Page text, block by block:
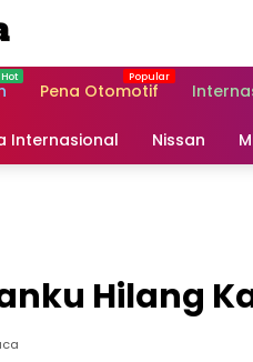
Pena Otomotif
Internasional Nissan
Hilang